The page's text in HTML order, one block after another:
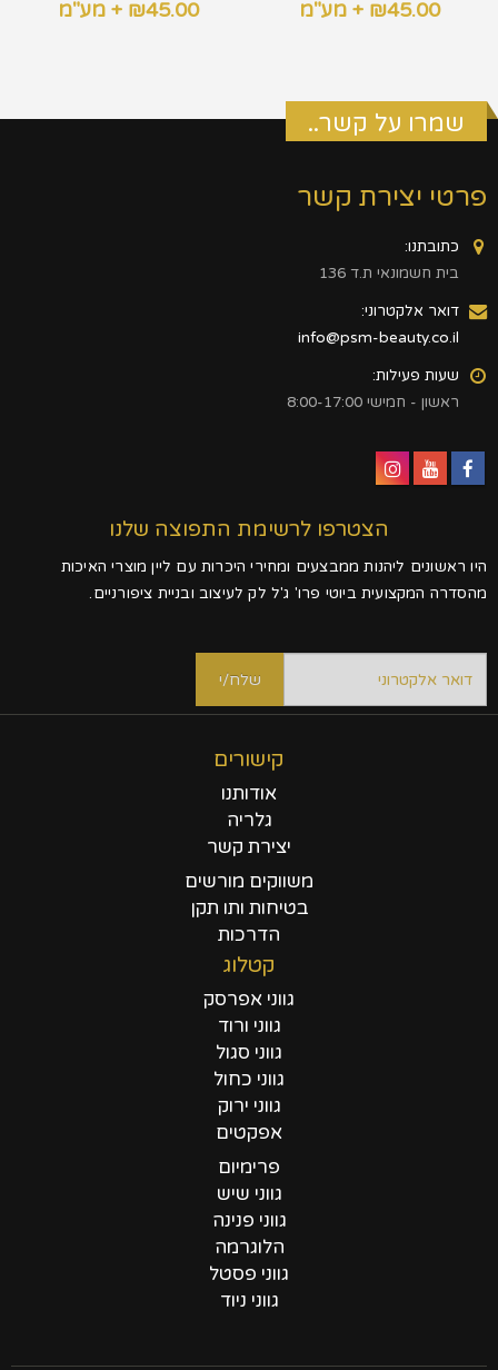
₪45.00 + מע"מ ₪45.00 + מע"מ
שמרו על קשר..
פרטי יצירת קשר
כתובתנו:
בית חשמונאי ת.ד 136
דואר אלקטרוני:
info@psm-beauty.co.il
שעות פעילות:
ראשון - חמישי 8:00-17:00
הצטרפו לרשימת התפוצה שלנו
היו ראשונים ליהנות ממבצעים ומחירי היכרות עם ליין מוצרי האיכות
מהסדרה המקצועית ביוטי פרו' ג'ל לק לעיצוב ובניית ציפורניים.
קישורים
אודותנו
גלריה
יצירת קשר
משווקים מורשים
בטיחות ותו תקן
הדרכות
קטלוג
גווני אפרסק
גווני ורוד
גווני סגול
גווני כחול
גווני ירוק
אפקטים
פרימיום
גווני שיש
גווני פנינה
הלוגרמה
גווני פסטל
גווני ניוד